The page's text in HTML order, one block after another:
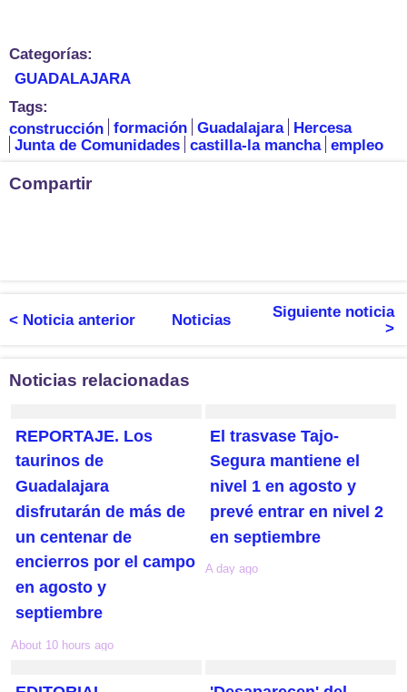
Categorías:
GUADALAJARA
Tags:
construcción formación Guadalajara
Hercesa
Junta de Comunidades castilla-la mancha empleo
Compartir
< Noticia anterior Noticias
Siguiente noticia
>
Noticias relacionadas
REPORTAJE. Los
taurinos de
Guadalajara
disfrutarán de más de
un centenar de
encierros por el campo
en agosto y
septiembre
About 10 hours ago
El trasvase Tajo-
Segura mantiene el
nivel 1 en agosto y
prevé entrar en nivel 2
en septiembre
A day ago